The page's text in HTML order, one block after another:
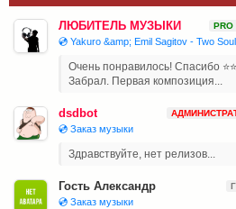
ЛЮБИТЕЛЬ МУЗЫКИ PRO
💿 Yakuro &amp; Emil Sagitov - Two
Очень понравилось! Спасибо
Забрал. Первая композиция...
dsdbot
💿 Заказ музыки
Здравствуйте, нет релизов...
Гость Александр
💿 Заказ музыки